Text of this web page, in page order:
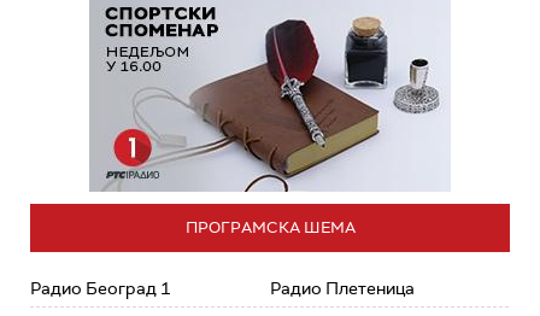
ПРОГРАМСКА ШЕМА
Радио Београд 1 Радио Плетеница